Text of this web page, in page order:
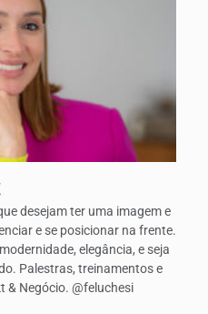
desejam ter uma imagem e
e se posicionar na frente.
elegância, e seja
Palestras, treinamentos e
& Negócio. @feluchesi